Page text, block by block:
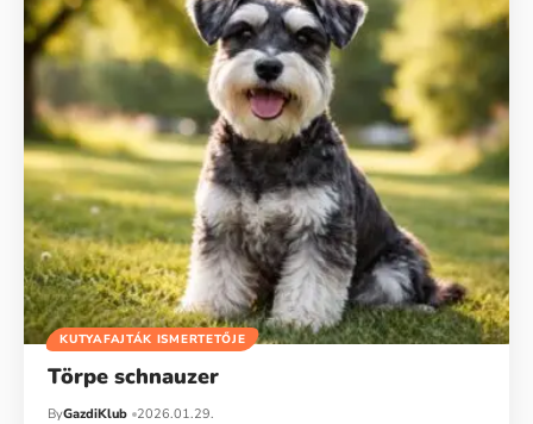
KUTYAFAJTÁK ISMERTETŐJE
Törpe schnauzer
ByGazdiKlub 2026.01.29.